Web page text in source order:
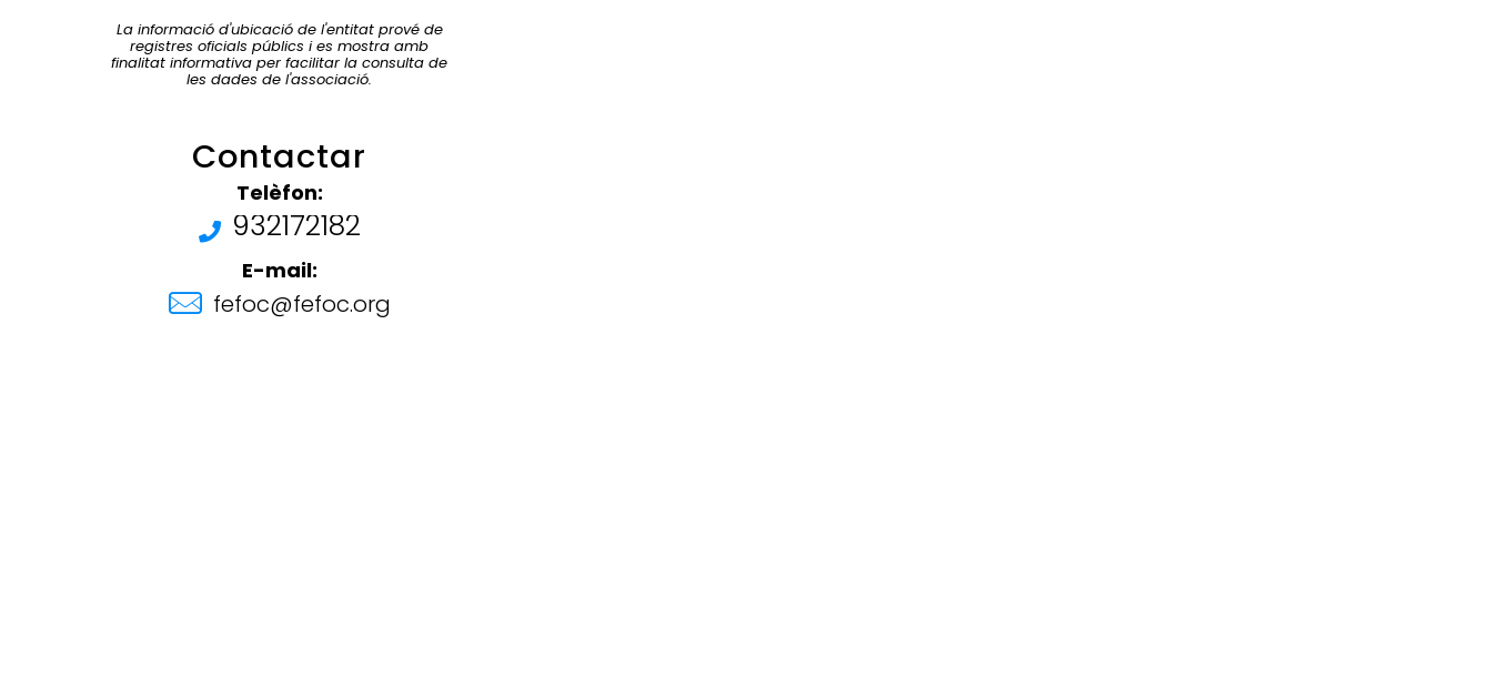
La informació d'ubicació de l'entitat prové de
registres oficials públics i es mostra amb
finalitat informativa per facilitar la consulta de
les dades de l'associació.
Contactar
Telèfon:
932172182
E-mail:
fefoc@fefoc.org